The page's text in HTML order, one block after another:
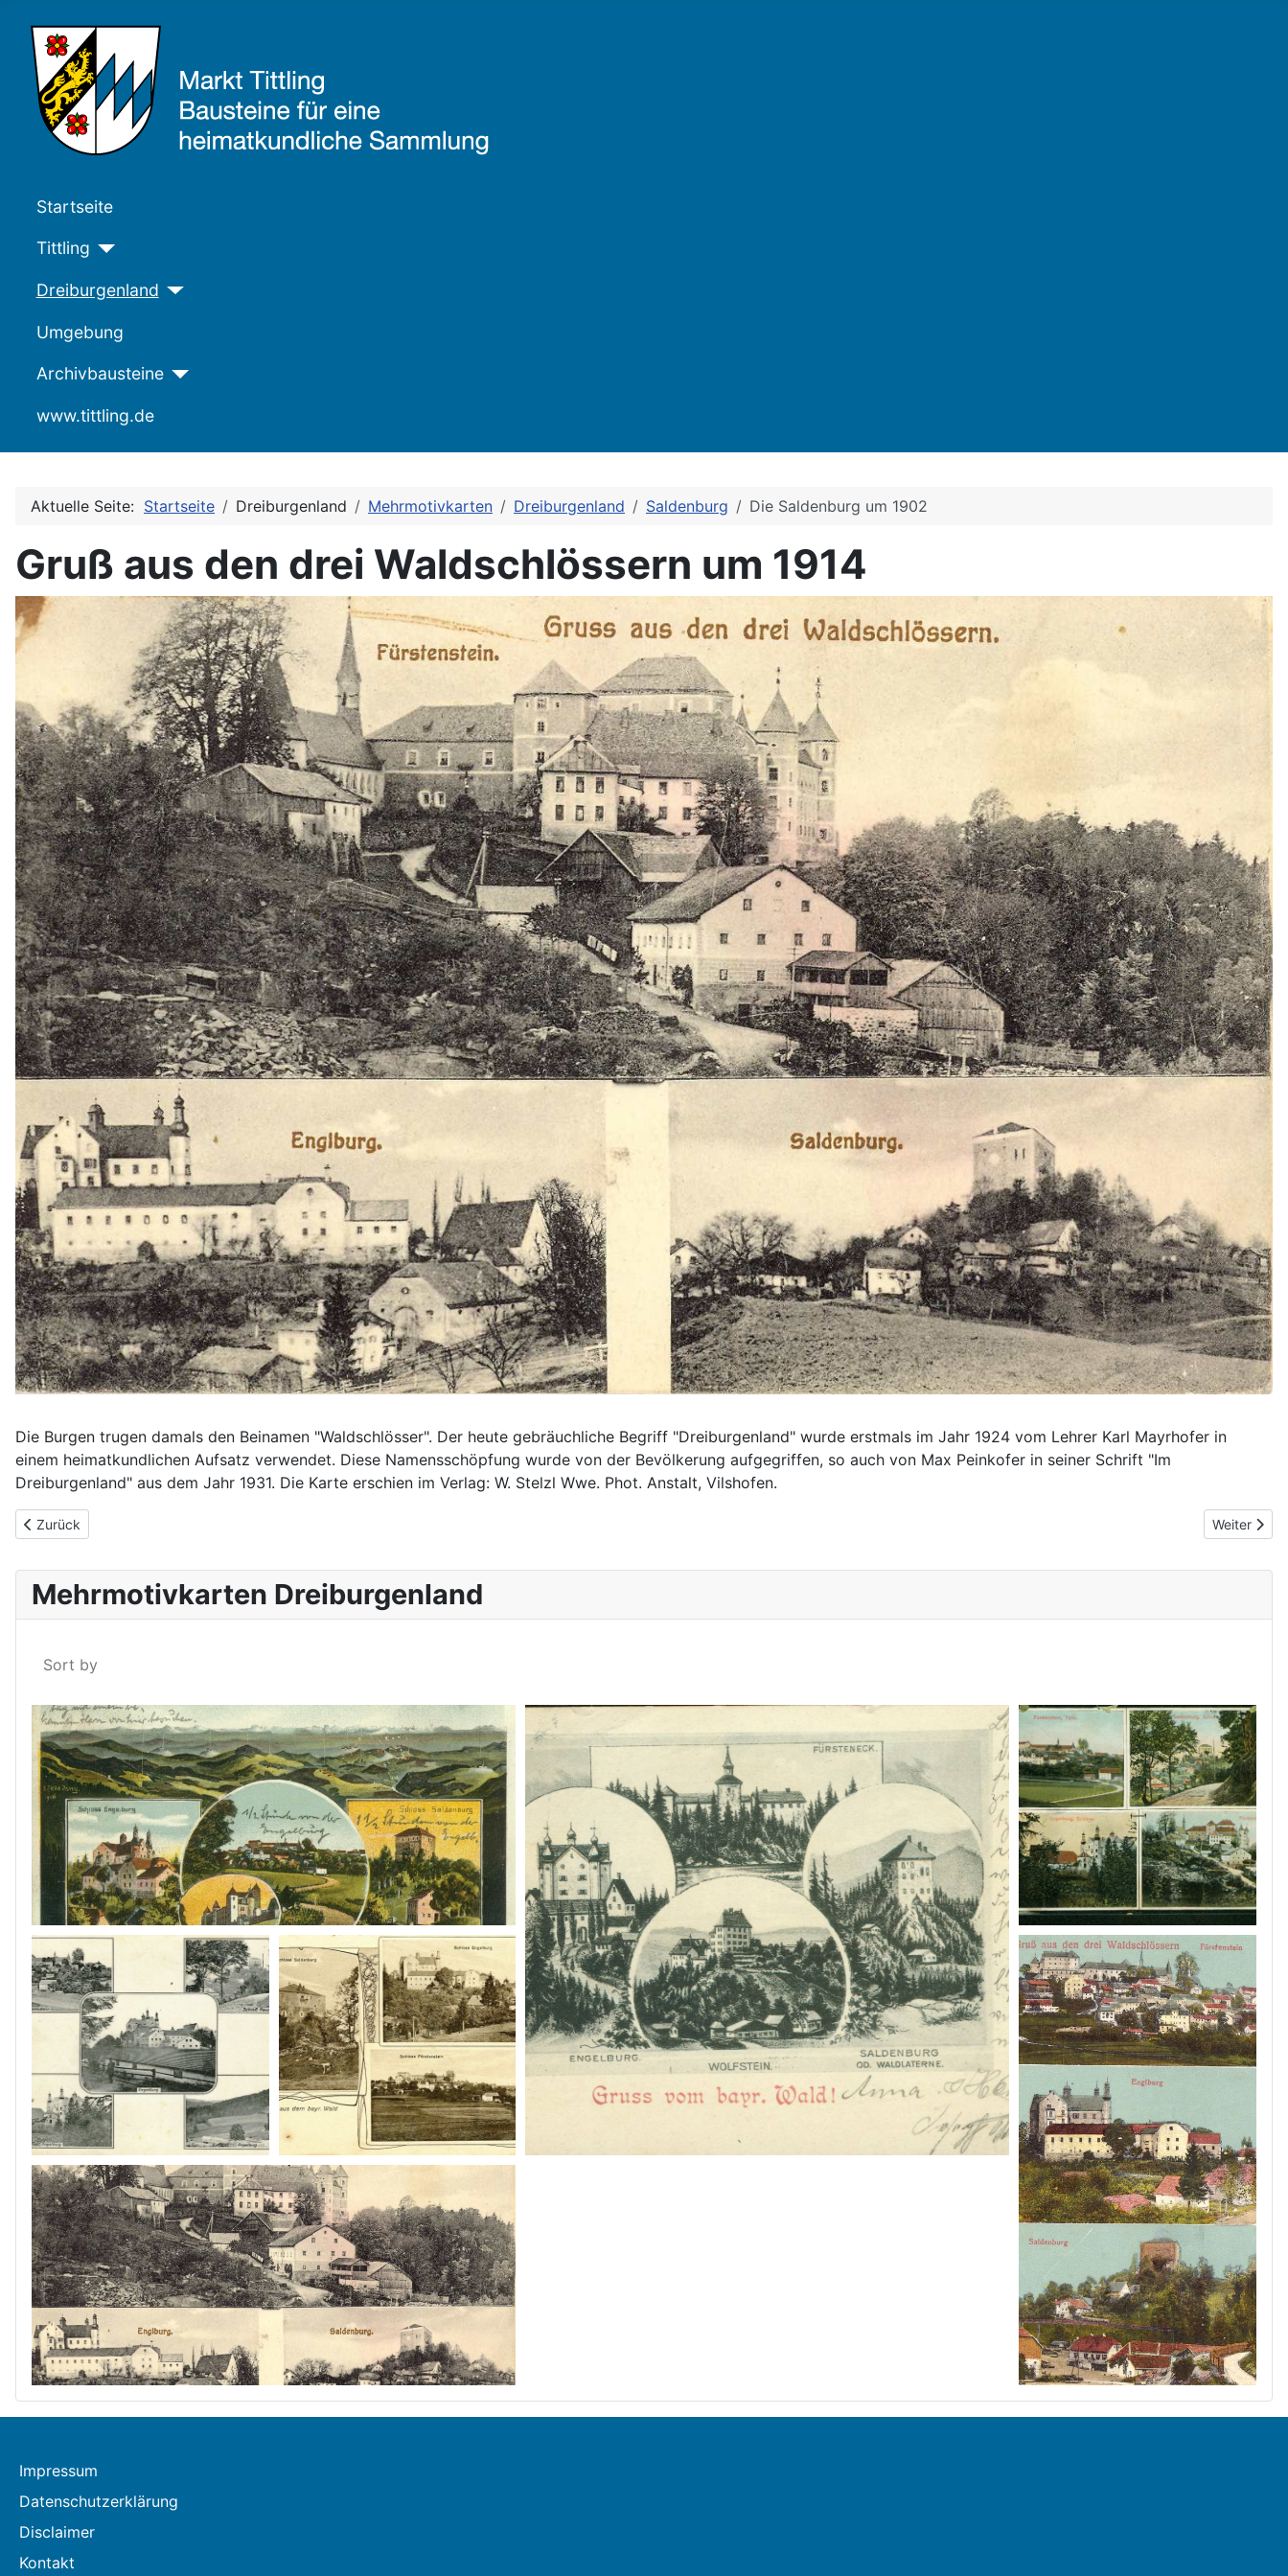
Startseite
Tittling
Dreiburgenland
Umgebung
Archivbausteine
www.tittling.de
Aktuelle Seite: Startseite Dreiburgenland Mehrmotivkarten Dreiburgenland Saldenburg Die Saldenburg um 1902
Gruß aus den drei Waldschlössern um 1914
Die Burgen trugen damals den Beinamen "Waldschlösser". Der heute gebräuchliche Begriff "Dreiburgenland" wurde erstmals im Jahr 1924 vom Lehrer Karl Mayrhofer in
einem heimatkundlichen Aufsatz verwendet. Diese Namensschöpfung wurde von der Bevölkerung aufgegriffen, so auch von Max Peinkofer in seiner Schrift "Im
Dreiburgenland" aus dem Jahr 1931. Die Karte erschien im Verlag: W. Stelzl Wwe. Phot. Anstalt, Vilshofen.
Vorheriger Beitrag: Das Dreiburgenland um 1915
Zurück Nächster
Weiter
Mehrmotivkarten Dreiburgenland
Sort by
Impressum
Datenschutzerklärung
Disclaimer
Kontakt